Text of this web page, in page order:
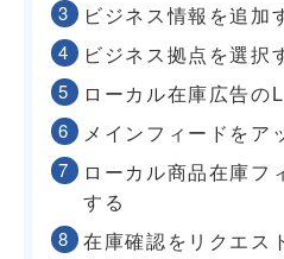
ビジネス情報を追加
ビジネス拠点を選択
ローカル在庫広告の
メインフィードをア
ローカル商品在庫フ
する
在庫確認をリクエス